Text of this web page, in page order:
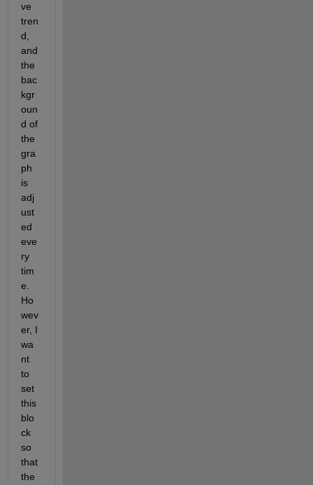
ve
tren
d,
and
the
bac
kgr
oun
d of
the
gra
ph
is
adj
ust
ed
eve
ry
tim
e.
Ho
wev
er, I
wa
nt
to
set
this
blo
ck
so
that
the